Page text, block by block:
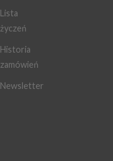
Lista
życzeń
Historia
zamówień
Newsletter